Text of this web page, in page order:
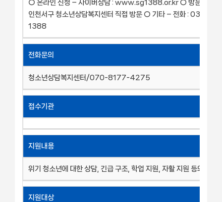
○ 온라인 신청 – 사이버상담 : www.sg1388.or.kr ○ 방문 신청 –
인천서구 청소년상담복지센터 직접 방문 ○ 기타 – 전화 : 032-
1388
전화문의
청소년상담복지센터/070-8177-4275
접수기관
지원내용
위기 청소년에 대한 상담, 긴급 구조, 학업 지원, 자활 지원 등의 서비
지원대상